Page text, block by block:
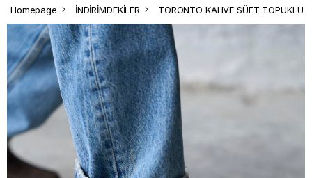
Homepage İNDİRİMDEKİLER TORONTO KAHVE SÜET TOPUKLU